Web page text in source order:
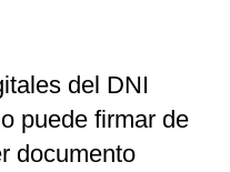
del DNI
puede firmar de
documento